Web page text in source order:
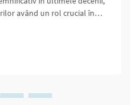
având un rol crucial în